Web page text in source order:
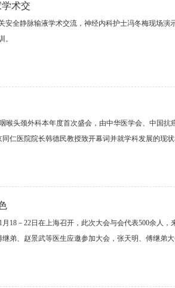
术交
全静脉输液学术交流，神经内科护士冯冬梅现场
。
喉头颈外科本年度首次盛会，由中华医学会、中国
仁医院院长韩德民教授致开幕词并就学科发展的现
18－22日在上海召开，此次大会与会代表500余人
弟、赵景武等医生应邀参加大会，张天明、傅继弟